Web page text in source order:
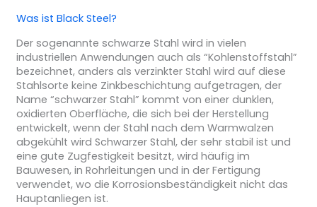
Was ist Black Steel?
Der sogenannte schwarze Stahl wird in vielen
industriellen Anwendungen auch als “Kohlenstoffstahl”
bezeichnet, anders als verzinkter Stahl wird auf diese
Stahlsorte keine Zinkbeschichtung aufgetragen, der
Name “schwarzer Stahl” kommt von einer dunklen,
oxidierten Oberfläche, die sich bei der Herstellung
entwickelt, wenn der Stahl nach dem Warmwalzen
abgekühlt wird Schwarzer Stahl, der sehr stabil ist und
eine gute Zugfestigkeit besitzt, wird häufig im
Bauwesen, in Rohrleitungen und in der Fertigung
verwendet, wo die Korrosionsbeständigkeit nicht das
Hauptanliegen ist.